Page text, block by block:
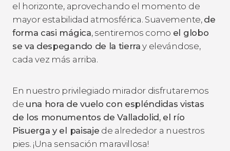
el horizonte, aprovechando el momento de
mayor estabilidad atmosférica. Suavemente, de
forma casi mágica, sentiremos como el globo
se va despegando de la tierra y elevándose,
cada vez más arriba.
En nuestro privilegiado mirador disfrutaremos
de una hora de vuelo con espléndidas vistas
de los monumentos de Valladolid, el río
Pisuerga y el paisaje de alrededor a nuestros
pies. ¡Una sensación maravillosa!